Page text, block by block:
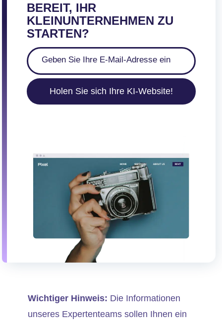
BEREIT, IHR
KLEINUNTERNEHMEN ZU
STARTEN?
Holen Sie sich Ihre KI-Website!
Wichtiger Hinweis: Die Informationen
unseres Expertenteams sollen Ihnen ein